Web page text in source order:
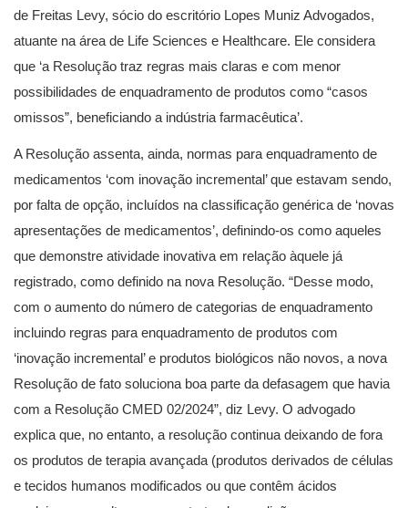
de Freitas Levy, sócio do escritório Lopes Muniz Advogados,
atuante na área de Life Sciences e Healthcare. Ele considera
que ‘a Resolução traz regras mais claras e com menor
possibilidades de enquadramento de produtos como “casos
omissos”, beneficiando a indústria farmacêutica’.
A Resolução assenta, ainda, normas para enquadramento de
medicamentos ‘com inovação incremental’ que estavam sendo,
por falta de opção, incluídos na classificação genérica de ‘novas
apresentações de medicamentos’, definindo-os como aqueles
que demonstre atividade inovativa em relação àquele já
registrado, como definido na nova Resolução. “Desse modo,
com o aumento do número de categorias de enquadramento
incluindo regras para enquadramento de produtos com
‘inovação incremental’ e produtos biológicos não novos, a nova
Resolução de fato soluciona boa parte da defasagem que havia
com a Resolução CMED 02/2024”, diz Levy. O advogado
explica que, no entanto, a resolução continua deixando de fora
os produtos de terapia avançada (produtos derivados de células
e tecidos humanos modificados ou que contêm ácidos